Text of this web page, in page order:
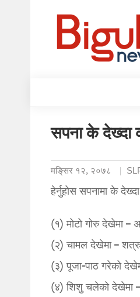
सपना के
मङि्सर १२, २०७८
हेर्नुहोस सपनामा के
(१) मोटो गोरु देखेमा –
(२) चामल देखेमा –
(३) पूजा-पाठ गरेको
(४) शिशु चलेको देखेमा